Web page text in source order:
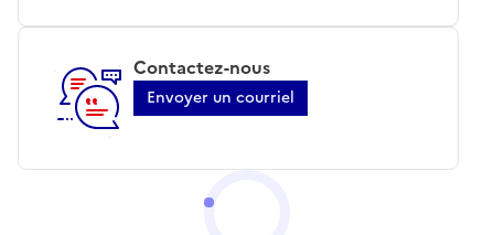
Contactez-nous
Envoyer un courriel